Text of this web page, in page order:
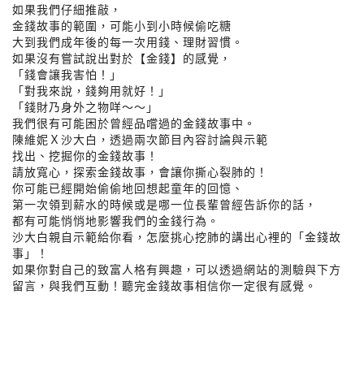
如果我們仔細推敲，
金錢故事的範圍，可能小到小時候偷吃糖
大到我們成年後的每一次用錢、理財習慣。
如果沒有嘗試說出對於【金錢】的感覺，
「錢會讓我害怕！」
「對我來說，錢夠用就好！」
「錢財乃身外之物咩～～」
我們很有可能困於曾經品嚐過的金錢故事中。
陳維妮Ｘ沙大白，透過兩次節目內容討論與示範
找出、挖掘你的金錢故事！
請放寬心，探索金錢故事，會讓你撕心裂肺的！
你可能已經開始偷偷地回想起童年的回憶、
第一次領到薪水的時候或是哪一位長輩曾經告訴你的話，
都有可能悄悄地影響我們的金錢行為。
沙大白親自示範給你看，怎麼挑心挖肺的講出心裡的「金錢故
事」！
如果你對自己的致富人格有興趣，可以透過網站的測驗與下方
留言，與我們互動！聽完金錢故事相信你一定很有感覺。